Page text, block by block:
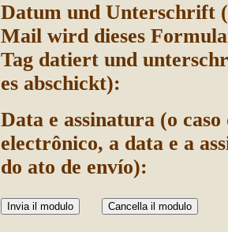
Datum und Unterschrift
Mail wird dieses
Tag datiert und
es abschickt):
Data e assinatura (o
electrônico, a data e a
do ato de envío):